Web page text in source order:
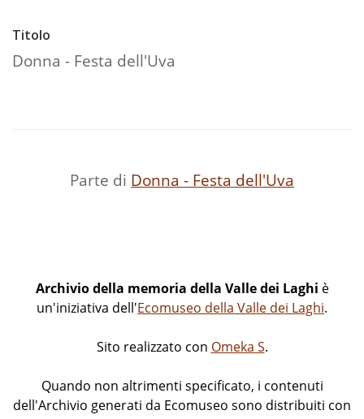
Titolo
Donna - Festa dell'Uva
Parte di Donna - Festa dell'Uva
Archivio della memoria della Valle dei Laghi è
un'iniziativa dell'Ecomuseo della Valle dei Laghi.
Sito realizzato con Omeka S.
Quando non altrimenti specificato, i contenuti
dell'Archivio generati da Ecomuseo sono distribuiti con